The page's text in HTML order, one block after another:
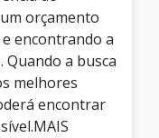
orçamento
encontrando a
a busca
melhores
encontrar